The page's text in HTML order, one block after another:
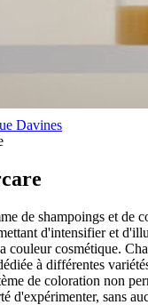
Davines
de shampoings et de
d'intensifier et
couleur cosmétique.
à différentes
de coloration non
d'expérimenter, sans